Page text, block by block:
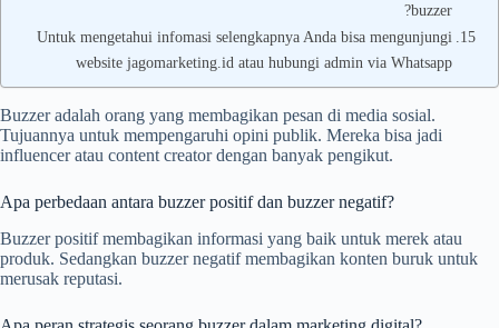
buzzer?
Untuk mengetahui infomasi selengkapnya Anda bisa mengunjungi
website jagomarketing.id atau hubungi admin via Whatsapp
Buzzer adalah orang yang membagikan pesan di media sosial.
Tujuannya untuk mempengaruhi opini publik. Mereka bisa jadi
influencer atau content creator dengan banyak pengikut.
Apa perbedaan antara buzzer positif dan buzzer negatif?
Buzzer positif membagikan informasi yang baik untuk merek atau
produk. Sedangkan buzzer negatif membagikan konten buruk untuk
merusak reputasi.